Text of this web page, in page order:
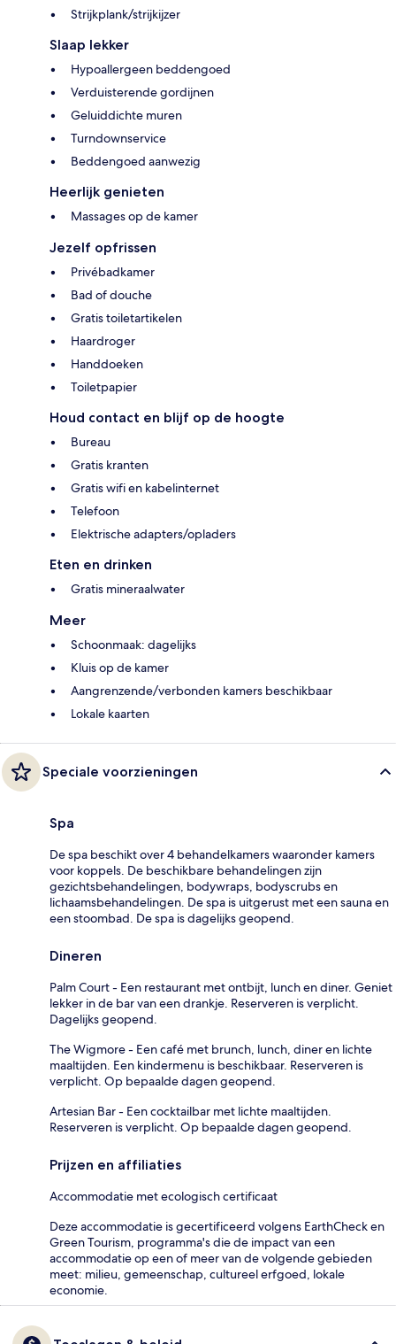
Strijkplank/strijkijzer
Slaap lekker
Hypoallergeen beddengoed
Verduisterende gordijnen
Geluiddichte muren
Turndownservice
Beddengoed aanwezig
Heerlijk genieten
Massages op de kamer
Jezelf opfrissen
Privébadkamer
Bad of douche
Gratis toiletartikelen
Haardroger
Handdoeken
Toiletpapier
Houd contact en blijf op de hoogte
Bureau
Gratis kranten
Gratis wifi en kabelinternet
Telefoon
Elektrische adapters/opladers
Eten en drinken
Gratis mineraalwater
Meer
Schoonmaak: dagelijks
Kluis op de kamer
Aangrenzende/verbonden kamers beschikbaar
Lokale kaarten
Speciale voorzieningen
Spa
De spa beschikt over 4 behandelkamers waaronder kamers
voor koppels. De beschikbare behandelingen zijn
gezichtsbehandelingen, bodywraps, bodyscrubs en
lichaamsbehandelingen. De spa is uitgerust met een sauna en
een stoombad. De spa is dagelijks geopend.
Dineren
Palm Court - Een restaurant met ontbijt, lunch en diner. Geniet
lekker in de bar van een drankje. Reserveren is verplicht.
Dagelijks geopend.
The Wigmore - Een café met brunch, lunch, diner en lichte
maaltijden. Een kindermenu is beschikbaar. Reserveren is
verplicht. Op bepaalde dagen geopend.
Artesian Bar - Een cocktailbar met lichte maaltijden.
Reserveren is verplicht. Op bepaalde dagen geopend.
Prijzen en affiliaties
Accommodatie met ecologisch certificaat
Deze accommodatie is gecertificeerd volgens EarthCheck en
Green Tourism, programma's die de impact van een
accommodatie op een of meer van de volgende gebieden
meet: milieu, gemeenschap, cultureel erfgoed, lokale
economie.